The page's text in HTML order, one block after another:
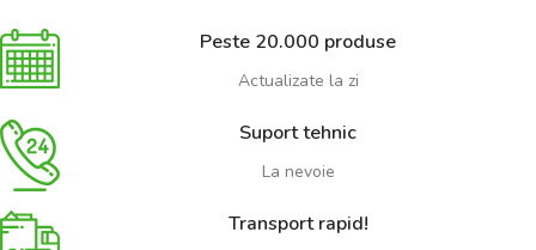
Peste 20.000 produse
Actualizate la zi
Suport tehnic
La nevoie
Transport rapid!